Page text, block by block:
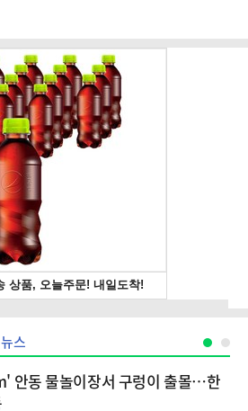
스
안동 물놀이장서 구렁이 출몰…한